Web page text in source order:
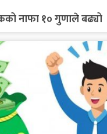
नाफा १० गुणाले बढ्यो